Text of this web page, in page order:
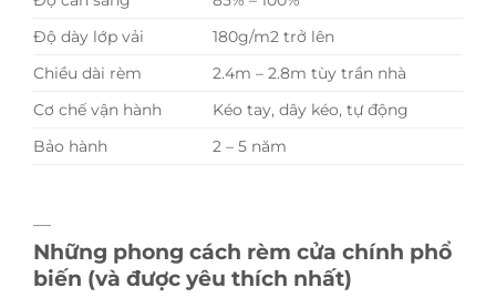
Độ dày lớp vải
180g/m2 trở lên
Chiều dài rèm
2.4m – 2.8m tùy trần nhà
Cơ chế vận hành
Kéo tay, dây kéo, tự động
Bảo hành
2 – 5 năm
—
Những phong cách rèm cửa chính phổ
biến (và được yêu thích nhất)